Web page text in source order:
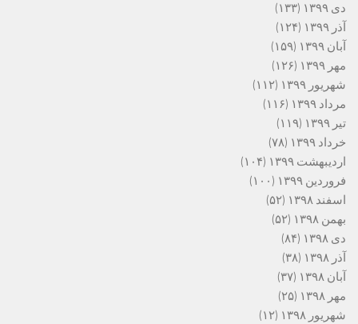
دی ۱۳۹۹
(۱۳۳)
آذر ۱۳۹۹
(۱۲۴)
آبان ۱۳۹۹
(۱۵۹)
مهر ۱۳۹۹
(۱۲۶)
شهریور ۱۳۹۹
(۱۱۲)
مرداد ۱۳۹۹
(۱۱۶)
تیر ۱۳۹۹
(۱۱۹)
خرداد ۱۳۹۹
(۷۸)
اردیبهشت ۱۳۹۹
(۱۰۴)
فروردین ۱۳۹۹
(۱۰۰)
اسفند ۱۳۹۸
(۵۲)
بهمن ۱۳۹۸
(۵۲)
دی ۱۳۹۸
(۸۴)
آذر ۱۳۹۸
(۳۸)
آبان ۱۳۹۸
(۳۷)
مهر ۱۳۹۸
(۲۵)
شهریور ۱۳۹۸
(۱۲)